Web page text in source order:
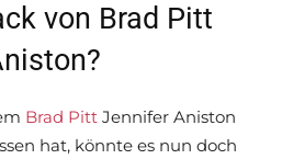
von Brad Pitt
Brad Pitt Jennifer Aniston
hat, könnte es nun doch